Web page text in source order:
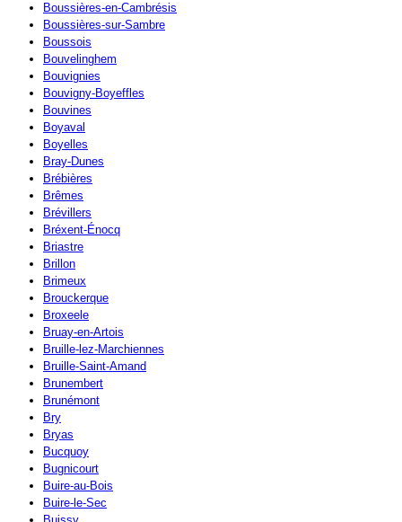
Boussières-en-Cambrésis
Boussières-sur-Sambre
Boussois
Bouvelinghem
Bouvignies
Bouvigny-Boyeffles
Bouvines
Boyaval
Boyelles
Bray-Dunes
Brébières
Brêmes
Brévillers
Bréxent-Énocq
Briastre
Brillon
Brimeux
Brouckerque
Broxeele
Bruay-en-Artois
Bruille-lez-Marchiennes
Bruille-Saint-Amand
Brunembert
Brunémont
Bry
Bryas
Bucquoy
Bugnicourt
Buire-au-Bois
Buire-le-Sec